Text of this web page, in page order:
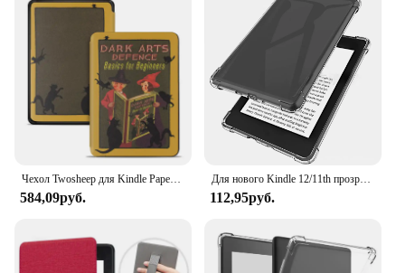
Чехол Twosheep для Kindle Paperwhite 7/10/11/12th для 2024, совершенно новый Kindle 10 2022 11th, защитный чехол, откидная электронная книга
584,09руб.
Для нового Kindle 12/11th прозрачный чехол для Kindle Paperwhite 10th Мягкий чехол премиум-класса для Oasis 9th Protective Slimshell
112,95руб.